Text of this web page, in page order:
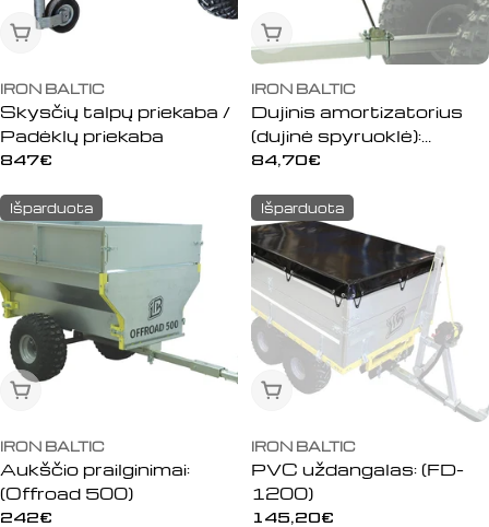
Išparduota
IRON BALTIC
Skysčių talpų priekaba /
Padėklų priekaba
Įprasta
847€
Išparduota
IRON BALTIC
Dujinis amortizatorius
(dujinė spyruoklė):
(Offroad 500)
Įprasta
84,70€
Išparduota
Išparduota
IRON BALTIC
Aukščio prailginimai:
(Offroad 500)
Įprasta
242€
Išparduota
Išparduota
IRON BALTIC
PVC uždangalas: (FD-
1200)
Įprasta
145,20€